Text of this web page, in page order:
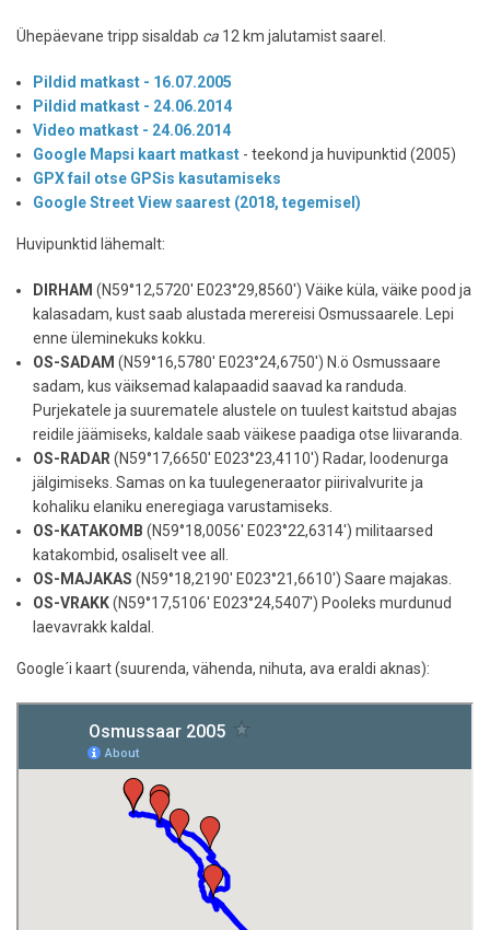
Ühepäevane tripp sisaldab ca 12 km jalutamist saarel.
Pildid matkast - 16.07.2005
Pildid matkast - 24.06.2014
Video matkast - 24.06.2014
Google Mapsi kaart matkast - teekond ja huvipunktid (2005)
GPX fail otse GPSis kasutamiseks
Google Street View saarest (2018, tegemisel)
Huvipunktid lähemalt:
DIRHAM (N59°12,5720' E023°29,8560') Väike küla, väike pood ja
kalasadam, kust saab alustada merereisi Osmussaarele. Lepi
enne üleminekuks kokku.
OS-SADAM (N59°16,5780' E023°24,6750') N.ö Osmussaare
sadam, kus väiksemad kalapaadid saavad ka randuda.
Purjekatele ja suurematele alustele on tuulest kaitstud abajas
reidile jäämiseks, kaldale saab väikese paadiga otse liivaranda.
OS-RADAR (N59°17,6650' E023°23,4110') Radar, loodenurga
jälgimiseks. Samas on ka tuulegeneraator piirivalvurite ja
kohaliku elaniku eneregiaga varustamiseks.
OS-KATAKOMB (N59°18,0056' E023°22,6314') militaarsed
katakombid, osaliselt vee all.
OS-MAJAKAS (N59°18,2190' E023°21,6610') Saare majakas.
OS-VRAKK(N59°17,5106' E023°24,5407') Pooleks murdunud
laevavrakk kaldal.
Google´i kaart (suurenda, vähenda, nihuta, ava eraldi aknas):